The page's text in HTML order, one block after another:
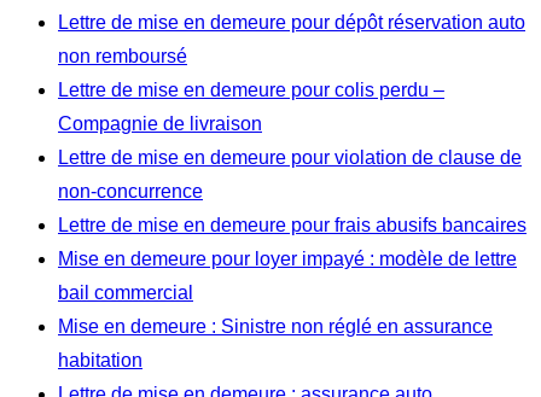
Lettre de mise en demeure pour dépôt réservation auto
non remboursé
Lettre de mise en demeure pour colis perdu –
Compagnie de livraison
Lettre de mise en demeure pour violation de clause de
non-concurrence
Lettre de mise en demeure pour frais abusifs bancaires
Mise en demeure pour loyer impayé : modèle de lettre
bail commercial
Mise en demeure : Sinistre non réglé en assurance
habitation